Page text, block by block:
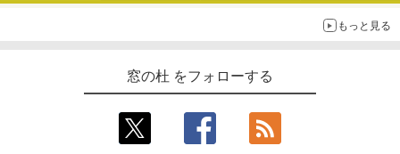
Amazon Kindle - 目に優しい、かさばら
ない、大きな画面で読みやすい、6週間持
書籍リーダー、ブラック、16GB、広告な
もっと見る
窓の杜 をフォローする